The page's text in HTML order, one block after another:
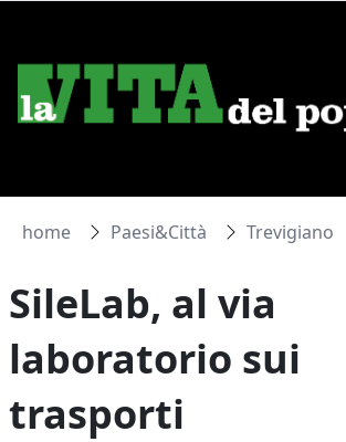
home Paesi&Città Trevigiano
SileLab, al via
laboratorio sui
trasporti